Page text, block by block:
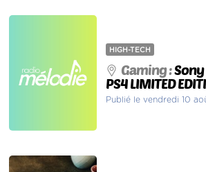
HIGH-TECH
Gaming :
PS4 LIMITED
Publié le vendredi 10